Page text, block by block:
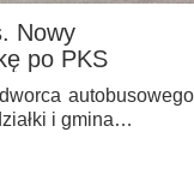
Nowy
po PKS
autobusowego
i gmina…